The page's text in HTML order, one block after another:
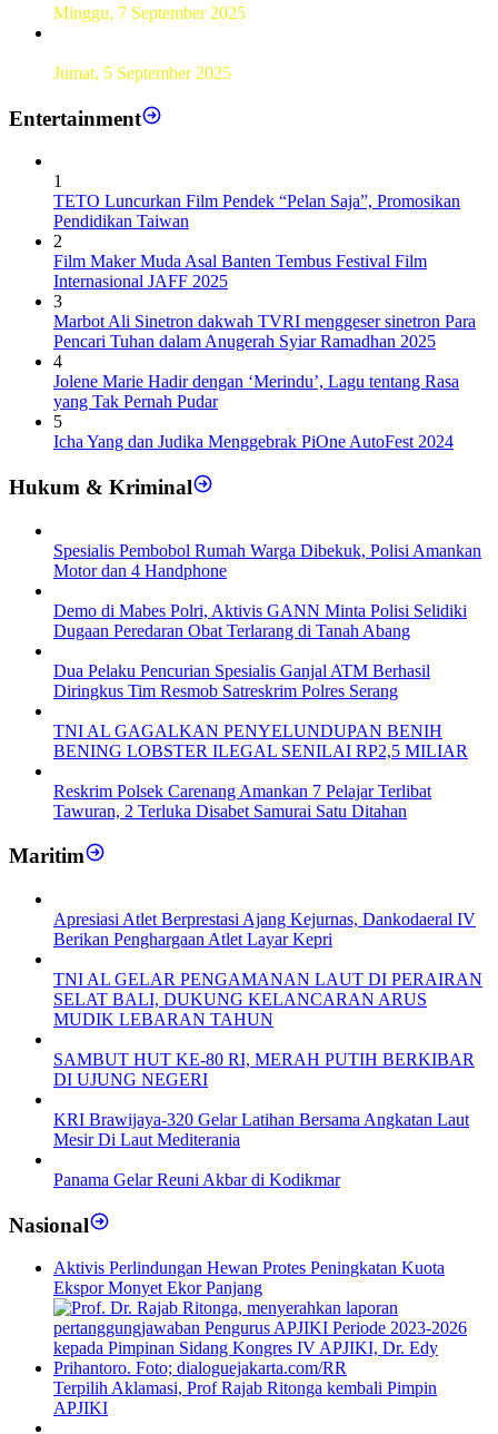
Minggu, 7 September 2025
Jumat, 5 September 2025
Entertainment
1
TETO Luncurkan Film Pendek “Pelan Saja”, Promosikan
Pendidikan Taiwan
2
Film Maker Muda Asal Banten Tembus Festival Film
Internasional JAFF 2025
3
Marbot Ali Sinetron dakwah TVRI menggeser sinetron Para
Pencari Tuhan dalam Anugerah Syiar Ramadhan 2025
4
Jolene Marie Hadir dengan ‘Merindu’, Lagu tentang Rasa
yang Tak Pernah Pudar
5
Icha Yang dan Judika Menggebrak PiOne AutoFest 2024
Hukum & Kriminal
Spesialis Pembobol Rumah Warga Dibekuk, Polisi Amankan
Motor dan 4 Handphone
Demo di Mabes Polri, Aktivis GANN Minta Polisi Selidiki
Dugaan Peredaran Obat Terlarang di Tanah Abang
Dua Pelaku Pencurian Spesialis Ganjal ATM Berhasil
Diringkus Tim Resmob Satreskrim Polres Serang
TNI AL GAGALKAN PENYELUNDUPAN BENIH
BENING LOBSTER ILEGAL SENILAI RP2,5 MILIAR
Reskrim Polsek Carenang Amankan 7 Pelajar Terlibat
Tawuran, 2 Terluka Disabet Samurai Satu Ditahan
Maritim
Apresiasi Atlet Berprestasi Ajang Kejurnas, Dankodaeral IV
Berikan Penghargaan Atlet Layar Kepri
TNI AL GELAR PENGAMANAN LAUT DI PERAIRAN
SELAT BALI, DUKUNG KELANCARAN ARUS
MUDIK LEBARAN TAHUN
SAMBUT HUT KE-80 RI, MERAH PUTIH BERKIBAR
DI UJUNG NEGERI
KRI Brawijaya-320 Gelar Latihan Bersama Angkatan Laut
Mesir Di Laut Mediterania
Panama Gelar Reuni Akbar di Kodikmar
Nasional
Aktivis Perlindungan Hewan Protes Peningkatan Kuota
Ekspor Monyet Ekor Panjang
Terpilih Aklamasi, Prof Rajab Ritonga kembali Pimpin
APJIKI